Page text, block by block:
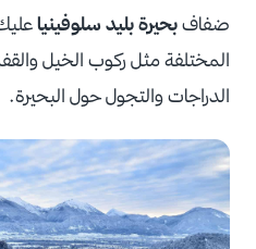
ضفافبحيرة بليد سلوفينيا
المختلفة مثل ركوب الخيل
الدراجات والتجول حول البحيرة.